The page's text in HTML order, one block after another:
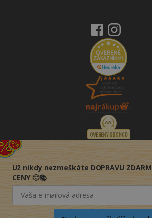
Už nikdy nezmeškáte DOPRAVU
CENY 🙂📚